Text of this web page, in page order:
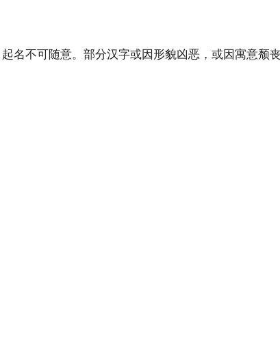
名不可随意。部分汉字或因形貌凶恶，或因寓意颓